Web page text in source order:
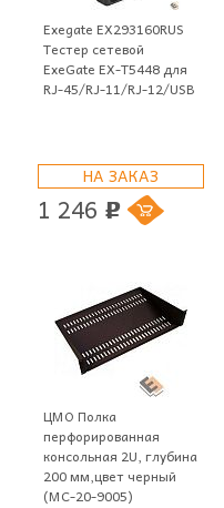
Exegate EX293160RUS
Тестер сетевой
ExeGate EX-T5448 для
RJ-45/RJ-11/RJ-12/USB
НА ЗАКАЗ
1 246 p
ЦМО Полка
перфорированная
консольная 2U, глубина
200 мм,цвет черный
(МС-20-9005)